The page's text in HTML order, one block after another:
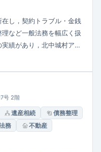
し，契約トラブル・金銭
など一般法務を幅広く扱
績があり，北中城村アワ
めているため，土地整
受付）。地元密着で「気
す。
号 2階
遺産相続
債務整理
務 不動産